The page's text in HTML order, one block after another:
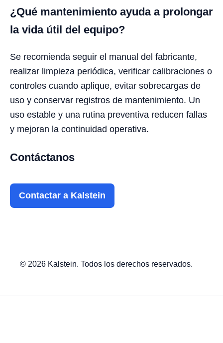
¿Qué mantenimiento ayuda a prolongar
la vida útil del equipo?
Se recomienda seguir el manual del fabricante,
realizar limpieza periódica, verificar calibraciones o
controles cuando aplique, evitar sobrecargas de
uso y conservar registros de mantenimiento. Un
uso estable y una rutina preventiva reducen fallas
y mejoran la continuidad operativa.
Contáctanos
Contactar a Kalstein
© 2026 Kalstein. Todos los derechos reservados.